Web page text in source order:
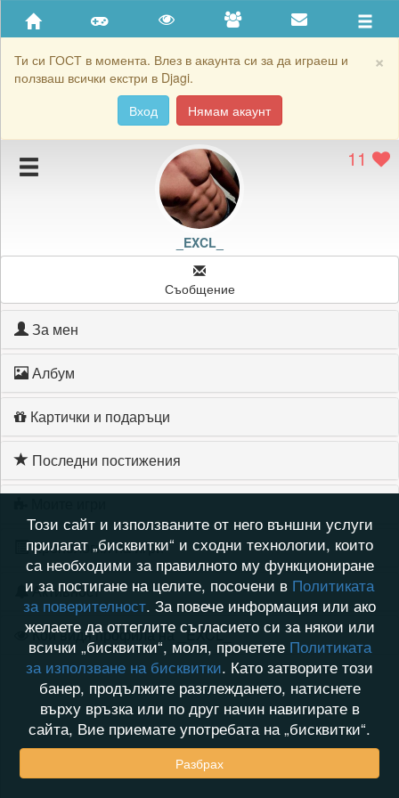
×
Ти си ГОСТ в момента. Влез в акаунта си за да играеш и
ползваш всички екстри в Djagi.
Вход
Нямам акаунт
Приятели
Хронология на игри
Подаръците на _EXCL_
Картичките на _EXCL_
11
_EXCL_
Съобщение
За мен
Албум
Картички и подаръци
Последни постижения
Хронология на игри
Активност
Кой видя профила на _EXCL_
Този сайт и използваните от него външни услуги
прилагат „бисквитки“ и сходни технологии, които
са необходими за правилното му функциониране
и за постигане на целите, посочени в Политиката
за поверителност. За повече информация или ако
желаете да оттеглите съгласието си за някои или
всички „бисквитки“, моля, прочетете Политиката
за използване на бисквитки. Като затворите този
банер, продължите разглеждането, натиснете
върху връзка или по друг начин навигирате в
сайта, Вие приемате употребата на „бисквитки“.
Разбрах